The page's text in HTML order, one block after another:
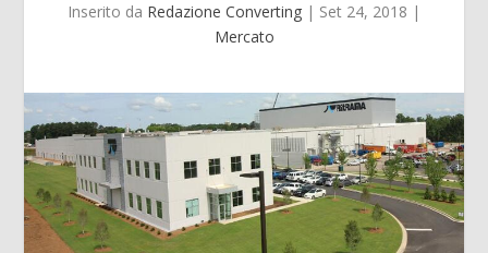
Inserito da Redazione Converting | Set 24, 2018 |
Mercato